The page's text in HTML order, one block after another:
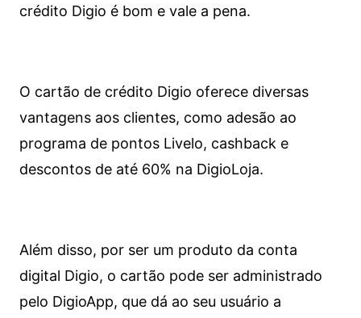
crédito Digio é bom e vale a pena.
O cartão de crédito Digio oferece diversas
vantagens aos clientes, como adesão ao
programa de pontos Livelo, cashback e
descontos de até 60% na DigioLoja.
Além disso, por ser um produto da conta
digital Digio, o cartão pode ser administrado
pelo DigioApp, que dá ao seu usuário a